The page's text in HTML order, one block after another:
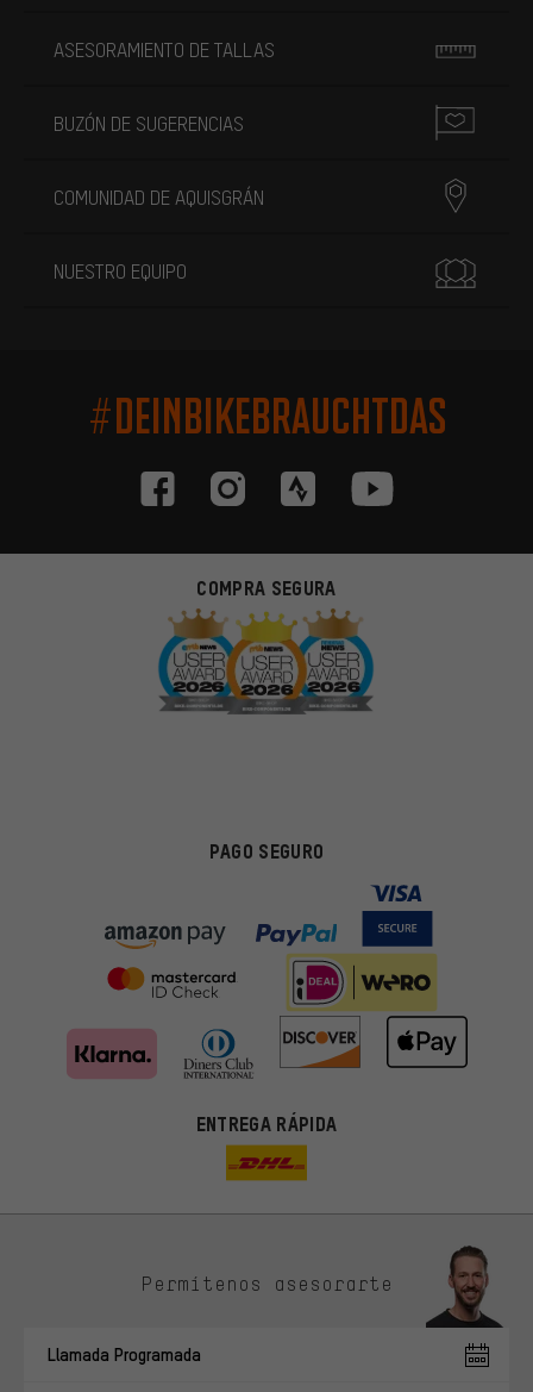
ASESORAMIENTO DE TALLAS
BUZÓN DE SUGERENCIAS
COMUNIDAD DE AQUISGRÁN
NUESTRO EQUIPO
#DEINBIKEBRAUCHTDAS
COMPRA SEGURA
PAGO SEGURO
ENTREGA RÁPIDA
Permítenos asesorarte
Llamada Programada
ti. Las cookies de marketing nos ayudan a identificar tus